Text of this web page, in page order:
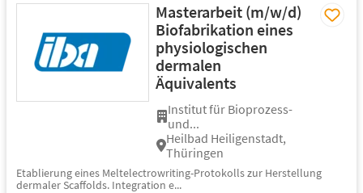
Masterarbeit (m/w/d)
Biofabrikation eines
physiologischen
dermalen
Äquivalents
Institut für Bioprozess-
und...
Heilbad Heiligenstadt,
Thüringen
Etablierung eines Meltelectrowriting-Protokolls zur Herstellung
dermaler Scaffolds. Integration e...